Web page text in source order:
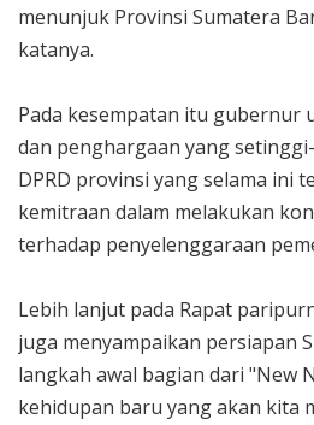
menunjuk Provinsi Sumatera
katanya.
Pada kesempatan itu gubernur
dan penghargaan yang
DPRD provinsi yang selama ini
kemitraan dalam melakukan
terhadap penyelenggaraan
Lebih lanjut pada Rapat
juga menyampaikan persiapan
langkah awal bagian dari "New
kehidupan baru yang akan kita